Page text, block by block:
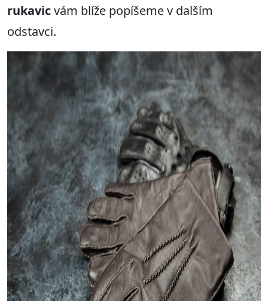
rukavicvám blíže popíšeme v dalším
odstavci.